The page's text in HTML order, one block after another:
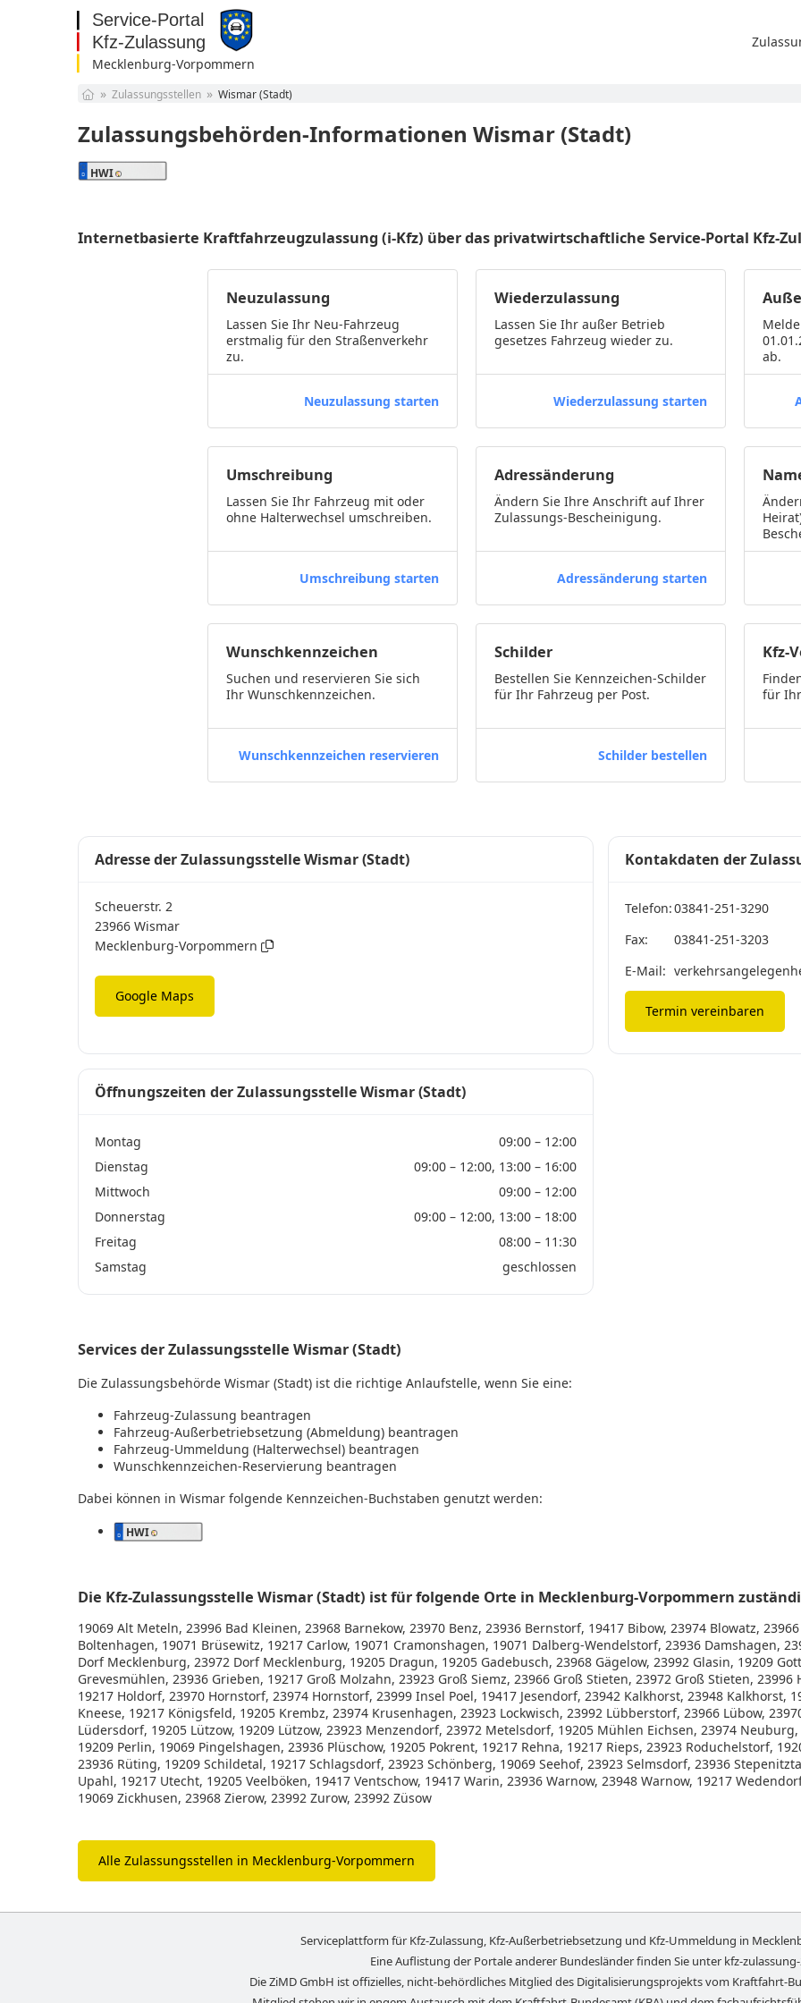
Mecklenburg-Vorpommern
Bayern
Brandenburg
Bremen
Hamburg
Vorpommern
Niedersachsen
Schleswig-Holstein
Zulassungsstellen Wismar (Stadt)
Zulassungsbehörden-Informationen Wismar (Stadt)
HWI
Internetbasierte Kraftfahrzeugzulassung (i-Kfz) über das privatwirtschaftliche Service-Portal Kfz-
Neuzulassung
Lassen Sie Ihr Neu-Fahrzeug
erstmalig für den Straßenverkehr
zu.
Neuzulassung starten
Wiederzulassung
Lassen Sie Ihr außer Betrieb
gesetzes Fahrzeug wieder zu.
Wiederzulassung starten
ab.
Umschreibung
Lassen Sie Ihr Fahrzeug mit oder
ohne Halterwechsel umschreiben.
Umschreibung starten
Adressänderung
Ändern Sie Ihre Anschrift auf Ihrer
Zulassungs-Bescheinigung.
Adressänderung starten
Wunschkennzeichen
Suchen und reservieren Sie sich
Ihr Wunschkennzeichen.
Wunschkennzeichen reservieren
Schilder
Bestellen Sie Kennzeichen-Schilder
für Ihr Fahrzeug per Post.
Schilder bestellen
Kfz-
für
Adresse der Zulassungsstelle Wismar (Stadt)
Scheuerstr. 2
23966 Wismar
Mecklenburg-Vorpommern
Google Maps
Kontakdaten der
Telefon:03841-251-3290
Fax:
03841-251-3203
E-Mail:
Termin vereinbaren
Öffnungszeiten der Zulassungsstelle Wismar (Stadt)
Montag
09:00 – 12:00
Dienstag
09:00 – 12:00, 13:00 – 16:00
Mittwoch
09:00 – 12:00
Donnerstag
09:00 – 12:00, 13:00 – 18:00
Freitag
08:00 – 11:30
Samstag
geschlossen
Services der Zulassungsstelle Wismar (Stadt)
Die Zulassungsbehörde Wismar (Stadt) ist die richtige Anlaufstelle, wenn Sie eine:
Fahrzeug-Zulassung beantragen
Fahrzeug-Außerbetriebsetzung (Abmeldung) beantragen
Fahrzeug-Ummeldung (Halterwechsel) beantragen
Wunschkennzeichen-Reservierung beantragen
Dabei können in Wismar folgende Kennzeichen-Buchstaben genutzt werden:
HWI
Die Kfz-Zulassungsstelle Wismar (Stadt) ist für folgende Orte in Mecklenburg-Vorpommern
19069 Alt Meteln, 23996 Bad Kleinen, 23968 Barnekow, 23970 Benz, 23936 Bernstorf, 19417 Bibow, 23974 Blowatz,
Boltenhagen, 19071 Brüsewitz, 19217 Carlow, 19071 Cramonshagen, 19071 Dalberg-Wendelstorf, 23936 Damshagen,
Dorf Mecklenburg, 23972 Dorf Mecklenburg, 19205 Dragun, 19205 Gadebusch, 23968 Gägelow, 23992 Glasin, 19209
Grevesmühlen, 23936 Grieben, 19217 Groß Molzahn, 23923 Groß Siemz, 23966 Groß Stieten, 23972 Groß Stieten,
19217 Holdorf, 23970 Hornstorf, 23974 Hornstorf, 23999 Insel Poel, 19417 Jesendorf, 23942 Kalkhorst, 23948 Kalkhorst,
Kneese, 19217 Königsfeld, 19205 Krembz, 23974 Krusenhagen, 23923 Lockwisch, 23992 Lübberstorf, 23966 Lübow,
Lüdersdorf, 19205 Lützow, 19209 Lützow, 23923 Menzendorf, 23972 Metelsdorf, 19205 Mühlen Eichsen, 23974
19209 Perlin, 19069 Pingelshagen, 23936 Plüschow, 19205 Pokrent, 19217 Rehna, 19217 Rieps, 23923 Roduchelstorf,
23936 Rüting, 19209 Schildetal, 19217 Schlagsdorf, 23923 Schönberg, 19069 Seehof, 23923 Selmsdorf, 23936
Upahl, 19217 Utecht, 19205 Veelböken, 19417 Ventschow, 19417 Warin, 23936 Warnow, 23948 Warnow, 19217
19069 Zickhusen, 23968 Zierow, 23992 Zurow, 23992 Züsow
Alle Zulassungsstellen in Mecklenburg-Vorpommern
Serviceplattform für Kfz-Zulassung, Kfz-Außerbetriebsetzung und Kfz-Ummeldung in
Eine Auflistung der Portale anderer Bundesländer finden Sie unter kfz-
Die ZiMD GmbH ist offizielles, nicht-behördliches Mitglied des Digitalisierungsprojekts vom Kraftfahrt-